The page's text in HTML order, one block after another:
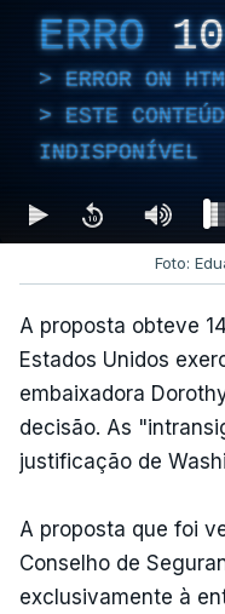
ERRO
ERROR ON
ESTE
INDISPONÍVEL
Foto:
A proposta obteve
Estados Unidos
embaixadora
decisão. As
justificação de
A proposta que foi
Conselho de
exclusivamente à